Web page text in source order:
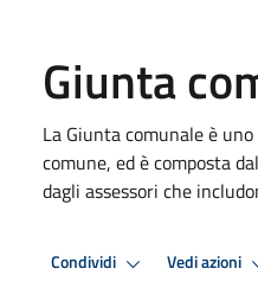
Giunta
La Giunta comunale è
comune, ed è composta
dagli assessori che
Condividi Vedi azioni